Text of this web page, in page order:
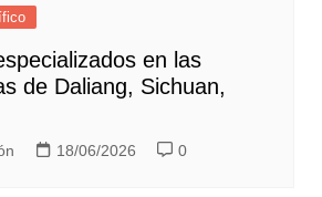
en las
de Daliang, Sichuan,
18/06/2026 0